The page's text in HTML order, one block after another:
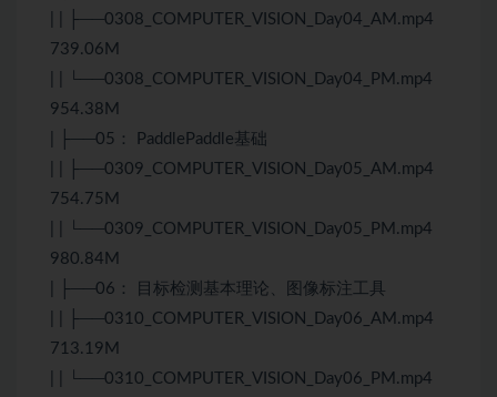
| | ├──0308_COMPUTER_VISION_Day04_AM.mp4
739.06M
| | └──0308_COMPUTER_VISION_Day04_PM.mp4
954.38M
| ├──05： PaddlePaddle基础
| | ├──0309_COMPUTER_VISION_Day05_AM.mp4
754.75M
| | └──0309_COMPUTER_VISION_Day05_PM.mp4
980.84M
| ├──06： 目标检测基本理论、图像标注工具
| | ├──0310_COMPUTER_VISION_Day06_AM.mp4
713.19M
| | └──0310_COMPUTER_VISION_Day06_PM.mp4